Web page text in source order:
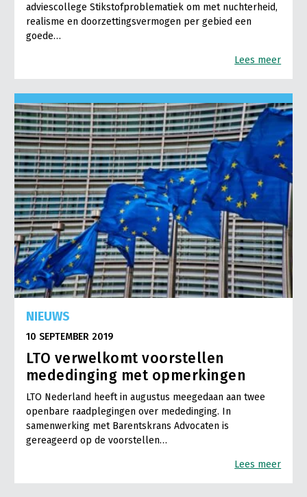
adviescollege Stikstofproblematiek om met nuchterheid,
realisme en doorzettingsvermogen per gebied een
goede…
Lees meer
NIEUWS
10 SEPTEMBER 2019
LTO verwelkomt voorstellen
mededinging met opmerkingen
LTO Nederland heeft in augustus meegedaan aan twee
openbare raadplegingen over mededinging. In
samenwerking met Barentskrans Advocaten is
gereageerd op de voorstellen…
Lees meer